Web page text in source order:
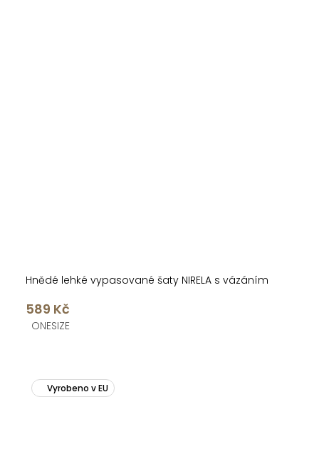
Hnědé lehké vypasované šaty NIRELA s vázáním
589 Kč
ONESIZE
Vyrobeno v EU